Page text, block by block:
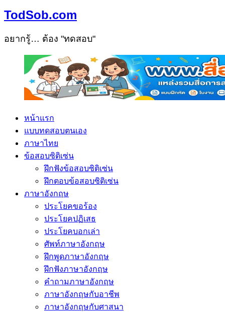
TodSob.com
อยากรู้… ต้อง "ทดสอบ"
หน้าแรก
แบบทดสอบตนเอง
ภาษาไทย
ข้อสอบซิติเซ่น
ฝึกฟังข้อสอบซิติเซ่น
ฝึกตอบข้อสอบซิติเซ่น
ภาษาอังกฤษ
ประโยคขอร้อง
ประโยคปฏิเสธ
ประโยคบอกเล่า
ศัพท์ภาษาอังกฤษ
ฝึกพูดภาษาอังกฤษ
ฝึกฟังภาษาอังกฤษ
คำถามภาษาอังกฤษ
ภาษาอังกฤษกับอาชีพ
ภาษาอังกฤษกับศาสนา